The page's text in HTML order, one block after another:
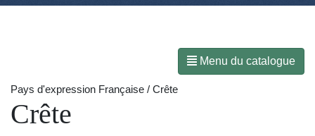
Menu du catalogue
Pays d'expression Française / Crête
Crête